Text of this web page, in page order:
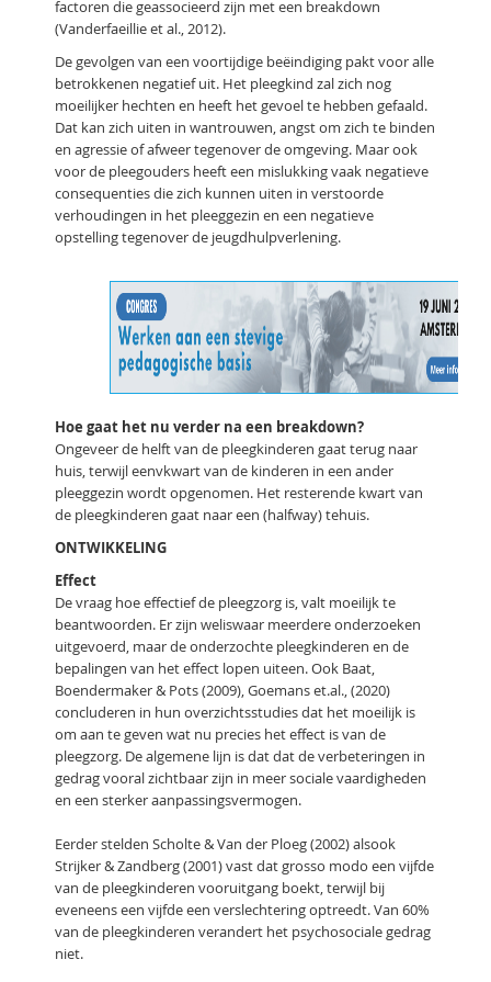
factoren die geassocieerd zijn met een breakdown
(Vanderfaeillie et al., 2012).
De gevolgen van een voortijdige beëindiging pakt voor alle
betrokkenen negatief uit. Het pleegkind zal zich nog
moeilijker hechten en heeft het gevoel te hebben gefaald.
Dat kan zich uiten in wantrouwen, angst om zich te binden
en agressie of afweer tegenover de omgeving. Maar ook
voor de pleegouders heeft een mislukking vaak negatieve
consequenties die zich kunnen uiten in verstoorde
verhoudingen in het pleeggezin en een negatieve
opstelling tegenover de jeugdhulpverlening.
Hoe gaat het nu verder na een breakdown?
Ongeveer de helft van de pleegkinderen gaat terug naar
huis, terwijl eenvkwart van de kinderen in een ander
pleeggezin wordt opgenomen. Het resterende kwart van
de pleegkinderen gaat naar een (halfway) tehuis.
ONTWIKKELING
Effect
De vraag hoe effectief de pleegzorg is, valt moeilijk te
beantwoorden. Er zijn weliswaar meerdere onderzoeken
uitgevoerd, maar de onderzochte pleegkinderen en de
bepalingen van het effect lopen uiteen. Ook Baat,
Boendermaker & Pots (2009), Goemans et.al., (2020)
concluderen in hun overzichtsstudies dat het moeilijk is
om aan te geven wat nu precies het effect is van de
pleegzorg. De algemene lijn is dat dat de verbeteringen in
gedrag vooral zichtbaar zijn in meer sociale vaardigheden
en een sterker aanpassingsvermogen.
Eerder stelden Scholte & Van der Ploeg (2002) alsook
Strijker & Zandberg (2001) vast dat grosso modo een vijfde
van de pleegkinderen vooruitgang boekt, terwijl bij
eveneens een vijfde een verslechtering optreedt. Van 60%
van de pleegkinderen verandert het psychosociale gedrag
niet.